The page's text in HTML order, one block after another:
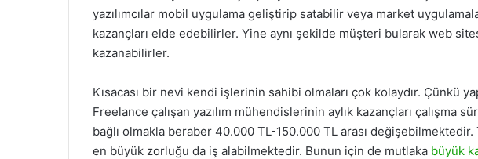
yazılımcılar mobil uygulama geliştirip satabilir veya market
kazançları elde edebilirler. Yine aynı şekilde müşteri bularak web
kazanabilirler.
Kısacası bir nevi kendi işlerinin sahibi olmaları çok kolaydır. Çünkü
Freelance çalışan yazılım mühendislerinin aylık kazançları çalışma
bağlı olmakla beraber 40.000 TL-150.000 TL arası değişebilmektedir.
en büyük zorluğu da iş alabilmektedir. Bunun için de mutlaka büyük